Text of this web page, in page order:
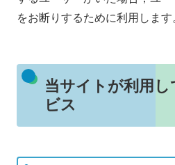
をお断りするために利用します
当サイトが利用
ビス